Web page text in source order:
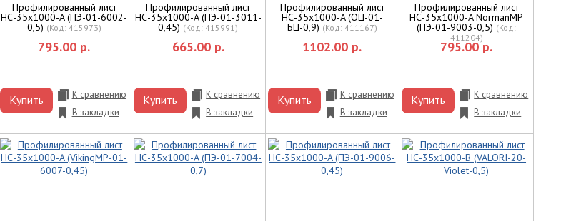
Профилированный лист
НС-35x1000-A (ПЭ-01-6002-
0,5) (Код: 415973)
795.00 р.
Купить
К сравнению
В закладки
Профилированный лист
НС-35x1000-A (ПЭ-01-3011-
0,45) (Код:415991)
665.00 р.
Купить
К сравнению
В закладки
Профилированный лист
НС-35x1000-A (ОЦ-01-
БЦ-0,9) (Код: 411167)
1102.00 р.
Купить
К сравнению
В закладки
Профилированный лист
НС-35x1000-A NormanMP
(ПЭ-01-9003-0,5) (Код:
411204)
795.00 р.
Купить
К сравнению
В закладки